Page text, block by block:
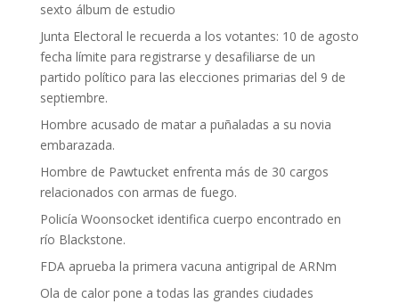
sexto álbum de estudio
Junta Electoral le recuerda a los votantes: 10 de agosto
fecha límite para registrarse y desafiliarse de un
partido político para las elecciones primarias del 9 de
septiembre.
Hombre acusado de matar a puñaladas a su novia
embarazada.
Hombre de Pawtucket enfrenta más de 30 cargos
relacionados con armas de fuego.
Policía Woonsocket identifica cuerpo encontrado en
río Blackstone.
FDA aprueba la primera vacuna antigripal de ARNm
Ola de calor pone a todas las grandes ciudades